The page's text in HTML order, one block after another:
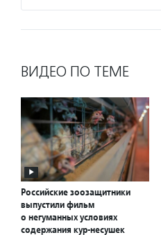
ВИДЕО ПО ТЕМЕ
Российские зоозащитники
выпустили фильм
о негуманных условиях
содержания кур-несушек